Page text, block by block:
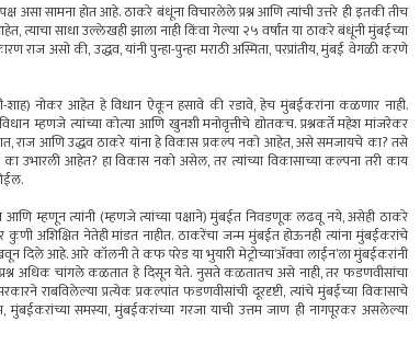
सामना होत आहे. ठाकरे बंधूंना विचारलेले प्रश्न आणि त्यांची उत्तरे ही इतकी तीच
त्याचा साधा उल्लेखही झाला नाही किंवा गेल्या २५ वर्षांत या ठाकरे बंधूंनी मुंबईच्या
राज असो की, उद्धव, यांनी पुन्हा-पुन्हा मराठी अस्मिता, परप्रांतीय, मुंबई वेगळी करणे
शाह) नोकर आहेत हे विधान ऐकून हसावे की रडावे, हेच मुंबईकरांना कळणार नाही.
म्हणजे त्यांच्या कोत्या आणि खुनशी मनोवृत्तीचे द्योतकच. प्रश्नकर्ते महेश मांजरेकर
राज आणि उद्धव ठाकरे यांना हे विकास प्रकल्प नको आहेत, असे समजायचे का? तसे
उभारली आहेत? हा विकास नको असेल, तर त्यांच्या विकासाच्या कल्पना तरी काय
म्हणून त्यांनी (म्हणजे त्यांच्या पक्षाने) मुंबईत निवडणूक लढवू नये, असेही ठाकरे
अशिक्षित नेतेही मांडत नाहीत. ठाकरेंचा जन्म मुंबईत होऊनही त्यांना मुंबईकरांचे
दिले आहे. आरे कॉलनी ते कफ परेड या भुयारी मेट्रोच्या‘अ‍ॅक्वा लाईन’ला मुंबईकरांनी
अधिक चांगले कळतात हे दिसून येते. नुसते कळतातच असे नाही, तर फडणवीसांचा
राबविलेल्या प्रत्येक प्रकल्पांत फडणवीसांची दूरदृष्टी, त्यांचे मुंबईच्या विकासाचे
मुंबईकरांच्या समस्या, मुंबईकरांच्या गरजा याची उत्तम जाण ही नागपूरकर असलेल्या